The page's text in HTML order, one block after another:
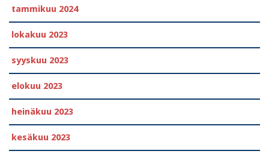
tammikuu 2024
lokakuu 2023
syyskuu 2023
elokuu 2023
heinäkuu 2023
kesäkuu 2023